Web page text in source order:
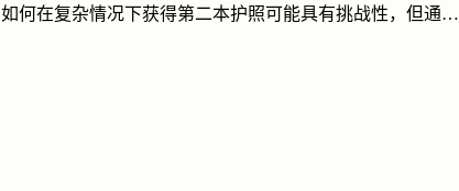
如何在复杂情况下获得第二本护照可能具有挑战性，但通…